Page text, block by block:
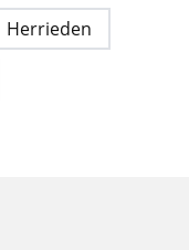
Herrieden